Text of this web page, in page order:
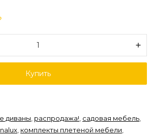
Купить
диваны, распродажа!, садовая мебель,
, комплекты плетеной мебели,